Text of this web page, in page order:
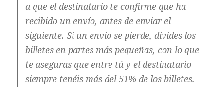
a que el destinatario te confirme que ha
recibido un envío, antes de enviar el
siguiente. Si un envío se pierde, divides los
billetes en partes más pequeñas, con lo que
te aseguras que entre tú y el destinatario
siempre tenéis más del 51% de los billetes.